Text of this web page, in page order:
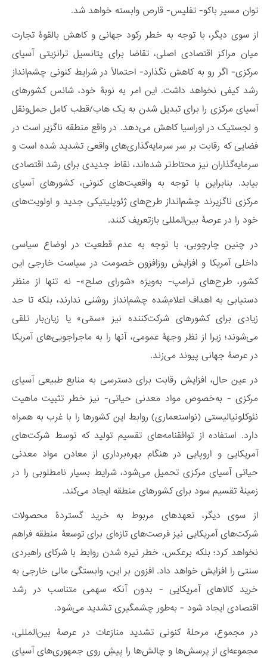
توان مسیر باکو- تفلیس- قارص وابسته خواهد شد.
از سوی دیگر، با توجه به خطر رکود جهانی و کاهش بالقوۀ تجارت
میان مراکز اقتصادی اصلی، تقاضا برای پتانسیل ترانزیتی آسیای
مرکزی- اگر رو به کاهش نگذارد- احتمالاً در شرایط کنونی چشم‌انداز
رشد کیفی نخواهد داشت. این امر به نوبۀ خود، شانس کشورهای
آسیای مرکزی را برای تبدیل شدن به یک هاب/قطب کامل حمل‌ونقل
و لجستیک در اوراسیا کاهش می‌دهد. در واقع منطقه ناگزیر است در
فضایی که رقابت بر سر سرمایه‌گذاری‌های واقعی تشدید شده است و
سرمایه‌گذاران نیز محتاط‌تر شده‌اند، نقاط جدیدی برای رشد اقتصادی
بیابد. بنابراین با توجه به واقعیت‌های کنونی، کشورهای آسیای
مرکزی ناگزیرند چشم‌انداز طرح‌های ژئوپلیتیکی جدید و اولویت‌های
خود را در عرصۀ بین‌المللی بازتعریف کنند.
در چنین چارچوبی، با توجه به عدم قطعیت در اوضاع سیاسی
داخلی آمریکا و افزایش روزافزون خصومت در سیاست خارجی این
کشور، طرح‌های ترامپ- به‌ویژه «شورای صلح»- نه تنها از منظر
دستیابی به اهداف اعلام‌شده چشم‌انداز روشنی ندارند، بلکه تا حد
زیادی برای کشورهای شرکت‌کننده نیز «سمّی» یا زیان‌بار تلقی
می‌شوند؛ زیرا از نظر وجهۀ عمومی، آنها را به ماجراجویی‌های آمریکا
در عرصۀ جهانی پیوند می‌زند.
در عین حال، افزایش رقابت برای دسترسی به منابع طبیعی آسیای
مرکزی - به‌خصوص مواد معدنی حیاتی- نیز خطر تثبیت ماهیت
نئوکلونیالیستی (نواستعماری) روابط این کشورها را با غرب به همراه
دارد. استفاده از توافقنامه‌های تقسیم تولید که توسط شرکت‌های
آمریکایی و اروپایی در هنگام بهره‌برداری از معادن مواد معدنی
حیاتی آسیای مرکزی تحمیل می‌شود، شرایط بسیار نامطلوبی را در
زمینۀ تقسیم سود برای کشورهای منطقه ایجاد می‌کند.
از سوی دیگر، تعهدهای مربوط به خرید گستردۀ محصولات
شرکت‌های آمریکایی نیز فرصت‌های تازه‌ای برای توسعۀ منطقه فراهم
نخواهد کرد؛ بلکه برعکس، خطر تیره شدن روابط با شرکای راهبردی
سنتی را افزایش خواهد داد. افزون بر این، وابستگی مالی خارجی به
خرید کالاهای آمریکایی - بدون آنکه سهمی متناسب در رشد
اقتصادی ایجاد شود - به‌طور چشمگیری تشدید می‌شود.
در مجموع، مرحلۀ کنونی تشدید منازعات در عرصۀ بین‌المللی،
مجموعه‌ای از پرسش‌ها و چالش‌ها را پیشِ روی جمهوری‌های آسیای